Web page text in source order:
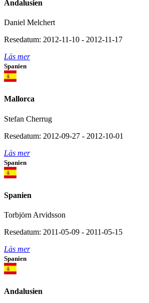
Andalusien
Daniel Melchert
Resedatum: 2012-11-10 - 2012-11-17
Läs mer
Spanien
Mallorca
Stefan Cherrug
Resedatum: 2012-09-27 - 2012-10-01
Läs mer
Spanien
Spanien
Torbjörn Arvidsson
Resedatum: 2011-05-09 - 2011-05-15
Läs mer
Spanien
Andalusien